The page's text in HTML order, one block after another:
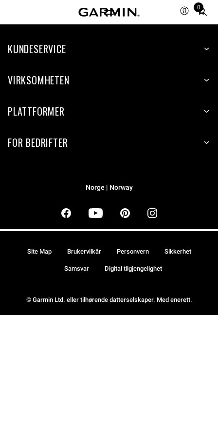
0
Total
items
cart:
KUNDESERVICE
VIRKSOMHETEN
PLATTFORMER
FOR BEDRIFTER
Norge | Norway
© Garmin Ltd. eller tilhørende datterselskaper. Med enerett.
Site Map Brukervilkår Personvern Sikkerhet
Samsvar Digital tilgjengelighet